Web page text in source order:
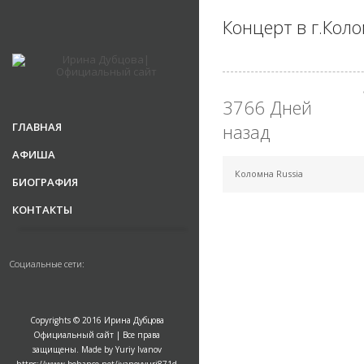
ГЛАВНАЯ
АФИША
БИОГРАФИЯ
КОНТАКТЫ
Социальные сети:
Copyrights © 2016 Ирина Дубцова
Официальный сайт | Все права
защищены. Made by Yuriy Ivanov
Концерт в
3766 Дней
назад
Коломна Russia